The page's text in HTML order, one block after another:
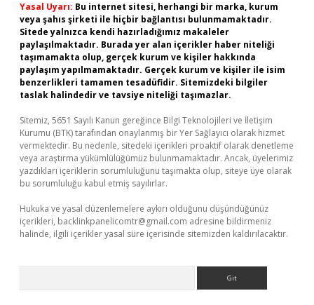
Yasal Uyarı: Bu internet sitesi, herhangi bir marka, kurum
veya şahıs şirketi ile hiçbir bağlantısı bulunmamaktadır.
Sitede yalnızca kendi hazırladığımız makaleler
paylaşılmaktadır. Burada yer alan içerikler haber niteliği
taşımamakta olup, gerçek kurum ve kişiler hakkında
paylaşım yapılmamaktadır. Gerçek kurum ve kişiler ile isim
benzerlikleri tamamen tesadüfidir. Sitemizdeki bilgiler
taslak halindedir ve tavsiye niteliği taşımazlar.
Sitemiz, 5651 Sayılı Kanun gereğince Bilgi Teknolojileri ve İletişim
Kurumu (BTK) tarafından onaylanmış bir Yer Sağlayıcı olarak hizmet
vermektedir. Bu nedenle, sitedeki içerikleri proaktif olarak denetleme
veya araştırma yükümlülüğümüz bulunmamaktadır. Ancak, üyelerimiz
yazdıkları içeriklerin sorumluluğunu taşımakta olup, siteye üye olarak
bu sorumluluğu kabul etmiş sayılırlar.
Hukuka ve yasal düzenlemelere aykırı olduğunu düşündüğünüz
içerikleri, backlinkpanelicomtr@gmail.com adresine bildirmeniz
halinde, ilgili içerikler yasal süre içerisinde sitemizden kaldırılacaktır.